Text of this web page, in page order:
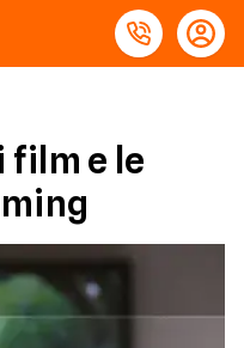
film e le